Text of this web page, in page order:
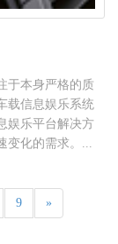
于本身严格的质
载信息娱乐系统
娱乐平台解决方
变化的需求。...
9 »